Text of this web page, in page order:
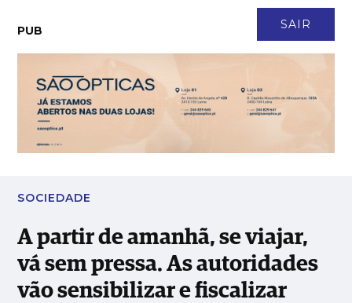
SAIR
PUB
A partir de amanhã, se viajar, vá sem pressa. As autoridades
vão sensibilizar e fiscalizar
SOCIEDADE
A partir de amanhã, se viajar,
vá sem pressa. As autoridades
vão sensibilizar e fiscalizar